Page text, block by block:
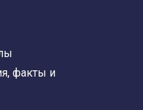
факты и